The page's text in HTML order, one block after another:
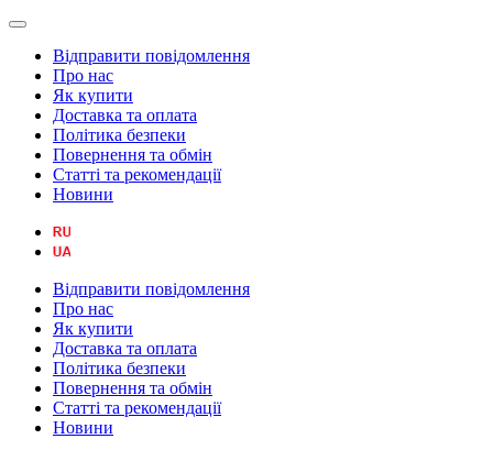
Відправити повідомлення
Про нас
Як купити
Доставка та оплата
Політика безпеки
Повернення та обмін
Статті та рекомендації
Новини
Відправити повідомлення
Про нас
Як купити
Доставка та оплата
Політика безпеки
Повернення та обмін
Статті та рекомендації
Новини